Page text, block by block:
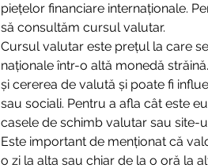
piețelor financiare internaționale.
să consultăm cursul valutar.
Cursul valutar este prețul la care
naționale într-o altă monedă
și cererea de valută și poate fi
sau sociali. Pentru a afla cât este
casele de schimb valutar sau site-
Este important de menționat că
o zi la alta sau chiar de la o oră la